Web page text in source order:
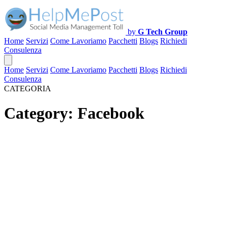
by G Tech Group
Home Servizi Come Lavoriamo Pacchetti Blogs Richiedi
Consulenza
Home Servizi Come Lavoriamo Pacchetti Blogs Richiedi
Consulenza
CATEGORIA
Category: Facebook